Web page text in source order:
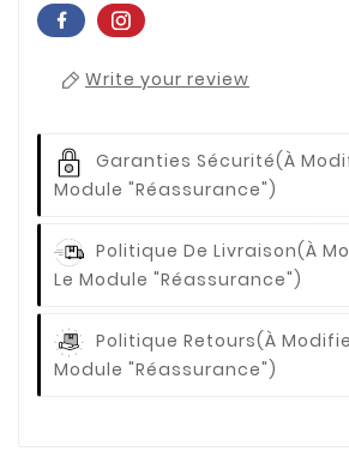
Write your review
Garanties Sécurité(à
Module "Réassurance")
Politique De Livraison(à
Le Module "Réassurance")
Politique Retours(à
Module "Réassurance")